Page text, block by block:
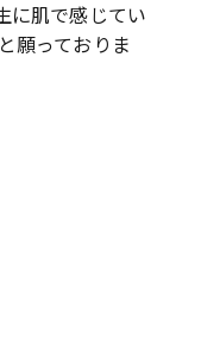
に肌で感じてい
願っておりま